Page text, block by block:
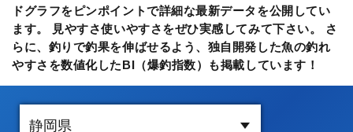
ドグラフをピンポイントで詳細な最新データを公開してい
ます。 見やすさ使いやすさをぜひ実感してみて下さい。 さ
らに、釣りで釣果を伸ばせるよう、独自開発した魚の釣れ
やすさを数値化したBI（爆釣指数）も掲載しています！